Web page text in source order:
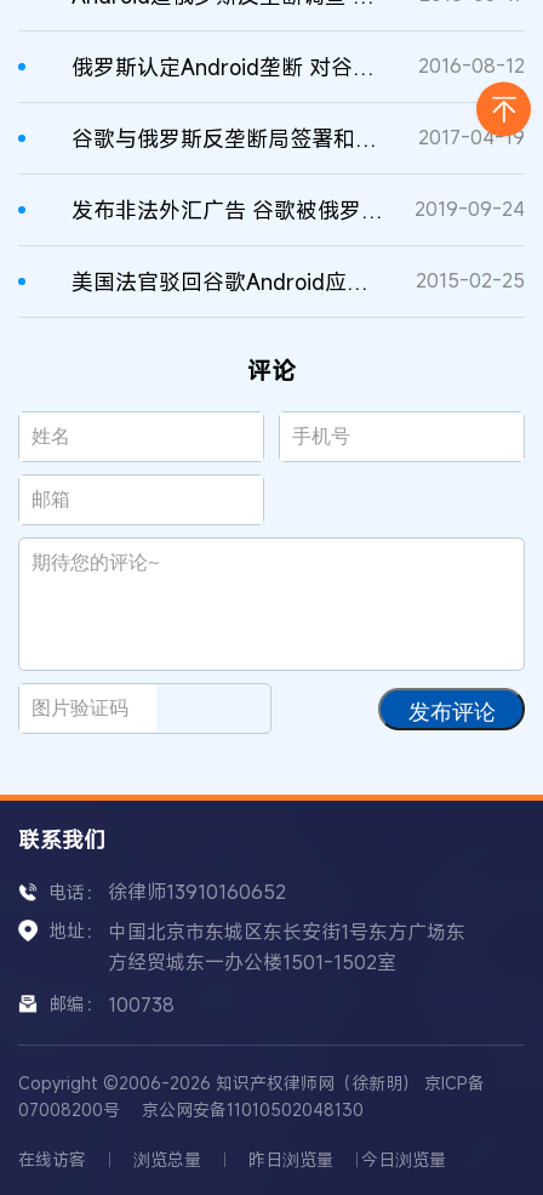
俄罗斯认定Android垄断 对谷歌罚款675万美元 2016-08-12
谷歌与俄罗斯反垄断局签署和解协议，认罚783万美元 2017-04-19
发布非法外汇广告 谷歌被俄罗斯反垄断局罚款10万卢布 2019-09-24
美国法官驳回谷歌Android应用垄断诉讼 2015-02-25
评论
发布评论
联系我们
电话： 徐律师13910160652
地址：
中国北京市东城区东长安街1号东方广场东
方经贸城东一办公楼1501-1502室
邮编： 100738
Copyright ©2006-2026 知识产权律师网（徐新明） 京ICP备
07008200号
京公网安备11010502048130
在线访客 浏览总量 昨日浏览量 今日浏览量